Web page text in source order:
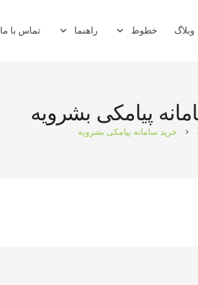
وبلاگ خطوط راهنما تماس با ما
پیامکی بشرویه
chevron_right خرید سامانه پیامکی بشرویه